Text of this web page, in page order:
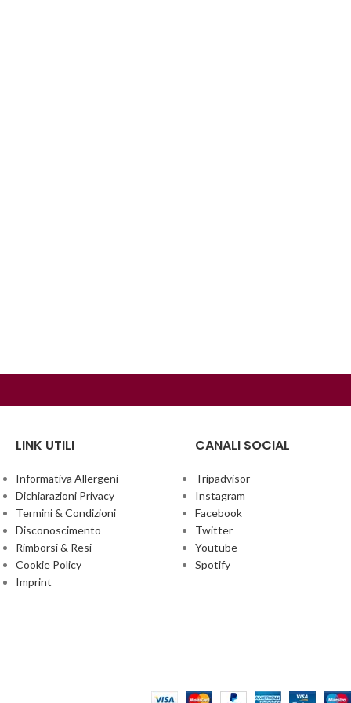
LINK UTILI
Informativa Allergeni
Dichiarazioni Privacy
Termini & Condizioni
Disconoscimento
Rimborsi & Resi
Cookie Policy
Imprint
CANALI SOCIAL
Tripadvisor
Instagram
Facebook
Twitter
Youtube
Spotify